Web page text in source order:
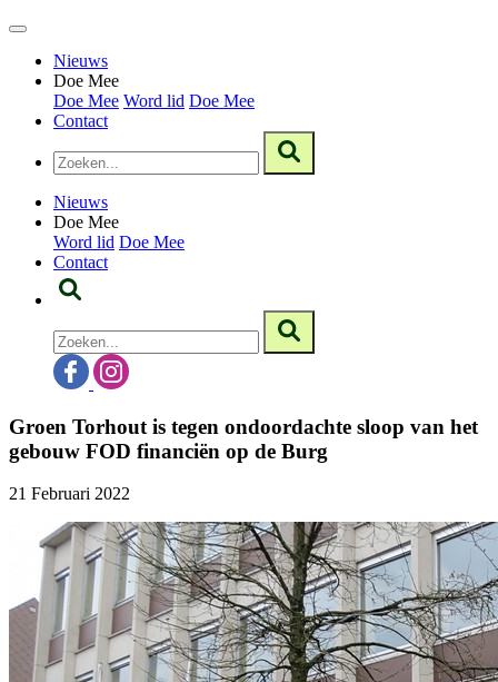
Nieuws
Doe Mee
Doe Mee Word lid Doe Mee
Contact
Nieuws
Doe Mee
Word lid Doe Mee
Contact
Groen Torhout is tegen ondoordachte sloop van het
gebouw FOD financiën op de Burg
21 Februari 2022